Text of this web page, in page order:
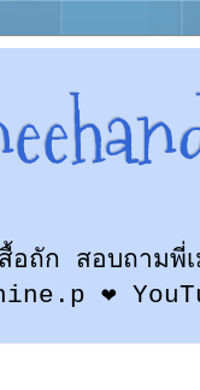
เสื้อถัก สอบถา
❤